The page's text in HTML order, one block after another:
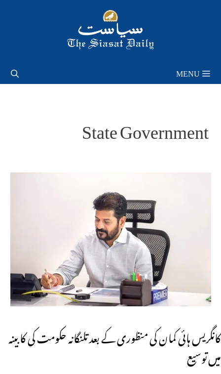
MENU
State Government
کانگریس ہائی کمان کی منظوری کے بعد تلنگانہ حکومت کی کابینہ
میں توسیع